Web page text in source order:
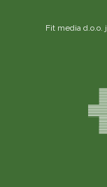
Fit media